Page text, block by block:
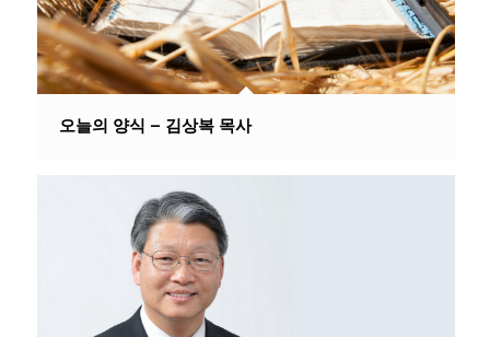
오늘의 양식 – 김상복 목사